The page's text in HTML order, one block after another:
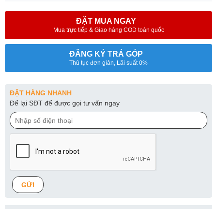
ĐẶT MUA NGAY
Mua trực tiếp & Giao hàng COD toàn quốc
ĐĂNG KÝ TRẢ GÓP
Thủ tục đơn giản, Lãi suất 0%
ĐẶT HÀNG NHANH
Để lại SĐT để được gọi tư vấn ngay
GỬI